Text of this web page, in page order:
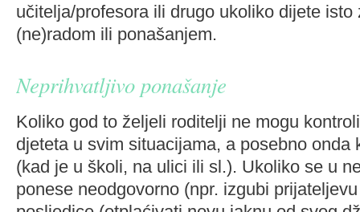
učitelja/profesora ili drugo ukoliko dijete isto
(ne)radom ili ponašanjem.
Neprihvatljivo ponašanje
Koliko god to željeli roditelji ne mogu
djeteta u svim situacijama, a posebno onda
(kad je u školi, na ulici ili sl.). Ukoliko se u
ponese neodgovorno (npr. izgubi